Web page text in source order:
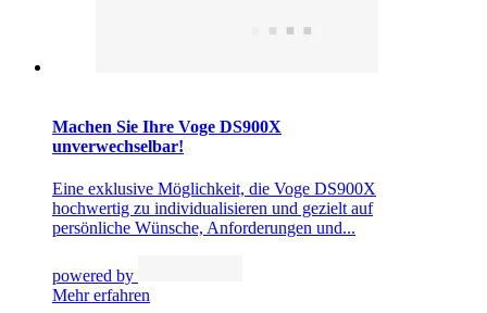
Machen Sie Ihre Voge DS900X
unverwechselbar!
Eine exklusive Möglichkeit, die Voge DS900X
hochwertig zu individualisieren und gezielt auf
persönliche Wünsche, Anforderungen und...
powered by
Mehr erfahren